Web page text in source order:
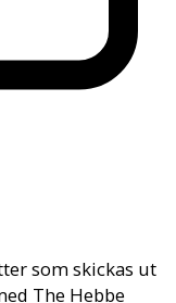
som skickas ut
The Hebbe